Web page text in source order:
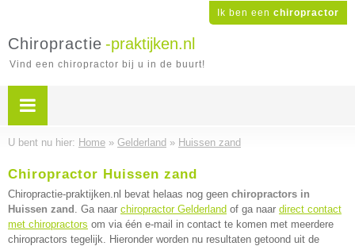
Ik ben een chiropractor
Chiropractie -praktijken.nl
Vind een chiropractor bij u in de buurt!
U bent nu hier: Home » Gelderland » Huissen zand
Chiropractor Huissen zand
Chiropractie-praktijken.nl bevat helaas nog geen chiropractors in
Huissen zand . Ga naar chiropractor Gelderland of ga naar direct contact
met chiropractors om via één e-mail in contact te komen met meerdere
chiropractors tegelijk. Hieronder worden nu resultaten getoond uit de